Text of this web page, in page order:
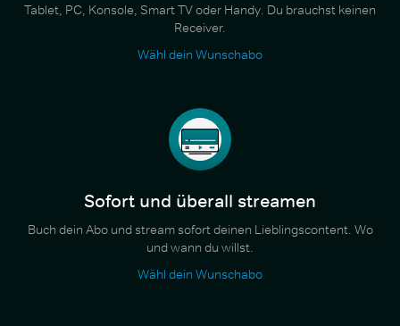
Tablet, PC, Konsole, Smart TV oder Handy. Du brauchst keinen
Receiver.
Wähl dein Wunschabo
Sofort und überall streamen
Buch dein Abo und stream sofort deinen Lieblingscontent. Wo
und wann du willst.
Wähl dein Wunschabo